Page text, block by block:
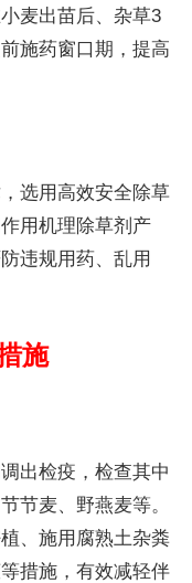
麦出苗后、杂草3
施药窗口期，提高
选用高效安全除草
用机理除草剂产
违规用药、乱用
施
出检疫，检查其中
节麦、野燕麦等。
、施用腐熟土杂粪
措施，有效减轻伴